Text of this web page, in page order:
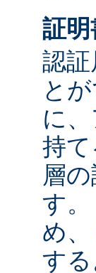
証
認
と
に
持
層
す
め
す